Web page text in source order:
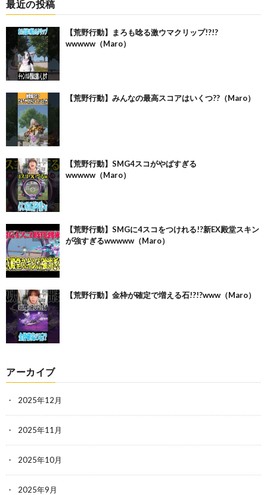
最近の投稿
【荒野行動】まろも唸る激ウマクリップ!?!?
wwwww（Maro）
【荒野行動】みんなの最高スコアはいくつ??（Maro）
【荒野行動】SMG4スコがやばすぎる
wwwww（Maro）
【荒野行動】SMGに4スコをつけれる!?新EX殿堂スキン
が強すぎるwwwww（Maro）
【荒野行動】金枠が確定で増える石!?!?www（Maro）
アーカイブ
2025年12月
2025年11月
2025年10月
2025年9月